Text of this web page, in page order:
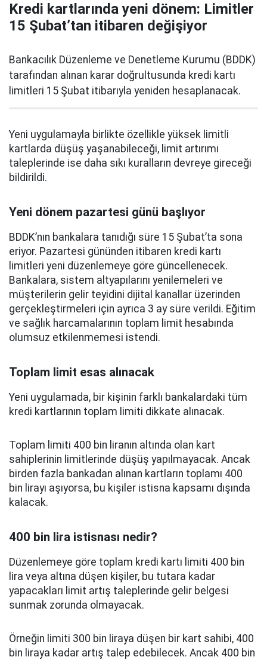
Kredi kartlarında yeni dönem: Limitler
15 Şubat’tan itibaren değişiyor
Bankacılık Düzenleme ve Denetleme Kurumu (BDDK)
tarafından alınan karar doğrultusunda kredi kartı
limitleri 15 Şubat itibarıyla yeniden hesaplanacak.
Yeni uygulamayla birlikte özellikle yüksek limitli
kartlarda düşüş yaşanabileceği, limit artırımı
taleplerinde ise daha sıkı kuralların devreye gireceği
bildirildi.
Yeni dönem pazartesi günü başlıyor
BDDK’nın bankalara tanıdığı süre 15 Şubat’ta sona
eriyor. Pazartesi gününden itibaren kredi kartı
limitleri yeni düzenlemeye göre güncellenecek.
Bankalara, sistem altyapılarını yenilemeleri ve
müşterilerin gelir teyidini dijital kanallar üzerinden
gerçekleştirmeleri için ayrıca 3 ay süre verildi. Eğitim
ve sağlık harcamalarının toplam limit hesabında
olumsuz etkilenmemesi istendi.
Toplam limit esas alınacak
Yeni uygulamada, bir kişinin farklı bankalardaki tüm
kredi kartlarının toplam limiti dikkate alınacak.
Toplam limiti 400 bin liranın altında olan kart
sahiplerinin limitlerinde düşüş yapılmayacak. Ancak
birden fazla bankadan alınan kartların toplamı 400
bin lirayı aşıyorsa, bu kişiler istisna kapsamı dışında
kalacak.
400 bin lira istisnası nedir?
Düzenlemeye göre toplam kredi kartı limiti 400 bin
lira veya altına düşen kişiler, bu tutara kadar
yapacakları limit artış taleplerinde gelir belgesi
sunmak zorunda olmayacak.
Örneğin limiti 300 bin liraya düşen bir kart sahibi, 400
bin liraya kadar artış talep edebilecek. Ancak 400 bin